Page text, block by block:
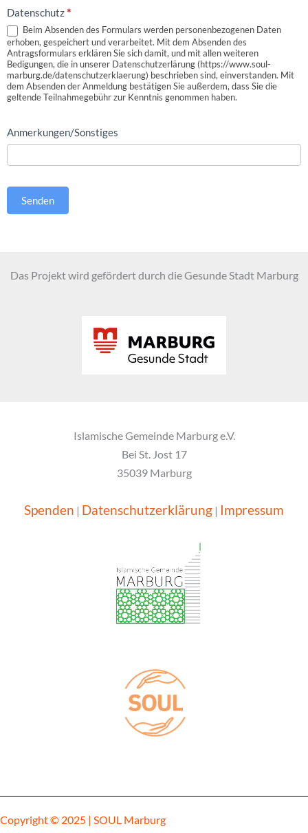
Datenschutz*
Beim Absenden des Formulars werden personenbezogenen Daten
erhoben, gespeichert und verarbeitet. Mit dem Absenden des
Antragsformulars erklären Sie sich damit, und mit allen weiteren
Bedigungen, die in unserer Datenschutzerlärung (https://www.soul-
marburg.de/datenschutzerklaerung) beschrieben sind, einverstanden. Mit
dem Absenden der Anmeldung bestätigen Sie außerdem, dass Sie die
geltende Teilnahmegebühr zur Kenntnis genommen haben.
Anmerkungen/Sonstiges
Senden
Das Projekt wird gefördert durch die Gesunde Stadt Marburg
Islamische Gemeinde Marburg e.V.
Bei St. Jost 17
35039 Marburg
Spenden | Datenschutzerklärung | Impressum
Copyright © 2025 | SOUL Marburg